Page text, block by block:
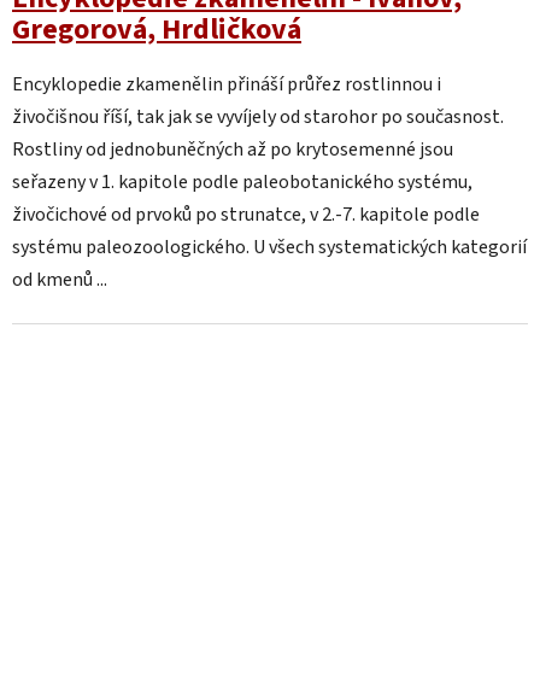
Gregorová, Hrdličková
Encyklopedie zkamenělin přináší průřez rostlinnou i
živočišnou říší, tak jak se vyvíjely od starohor po současnost.
Rostliny od jednobuněčných až po krytosemenné jsou
seřazeny v 1. kapitole podle paleobotanického systému,
živočichové od prvoků po strunatce, v 2.-7. kapitole podle
systému paleozoologického. U všech systematických kategorií
od kmenů ...